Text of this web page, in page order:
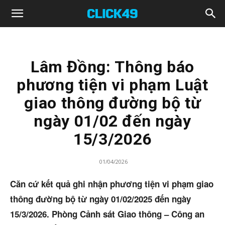
Click49
Lâm Đồng: Thông báo
phương tiện vi phạm Luật
giao thông đường bộ từ
ngày 01/02 đến ngày
15/3/2026
01/04/2026
Căn cứ kết quả ghi nhận phương tiện vi phạm giao
thông đường bộ từ ngày 01/02/2025 đến ngày
15/3/2026. Phòng Cảnh sát Giao thông – Công an